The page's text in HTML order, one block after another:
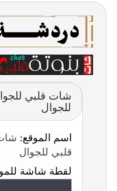
شات قلبي
للجوال
اسم الموقع:
قلبي للجوال
لقطة شاشة